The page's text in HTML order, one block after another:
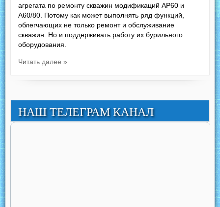
агрегата по ремонту скважин модификаций АР60 и
А60/80. Потому как может выполнять ряд функций,
облегчающих не только ремонт и обслуживание
скважин. Но и поддерживать работу их бурильного
оборудования.
Читать далее »
НАШ ТЕЛЕГРАМ КАНАЛ